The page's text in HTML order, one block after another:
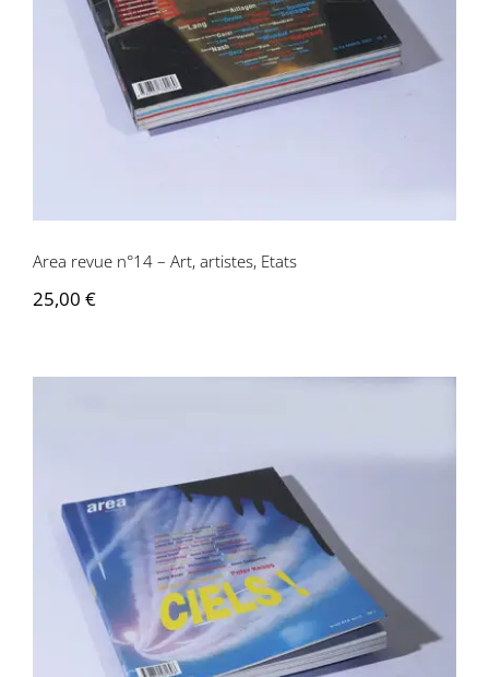
Area revue n°14 – Art, artistes, Etats
Area revue n°14 – Art, artistes, Etats
25,00 €
Area revue n°22 – Ciel!